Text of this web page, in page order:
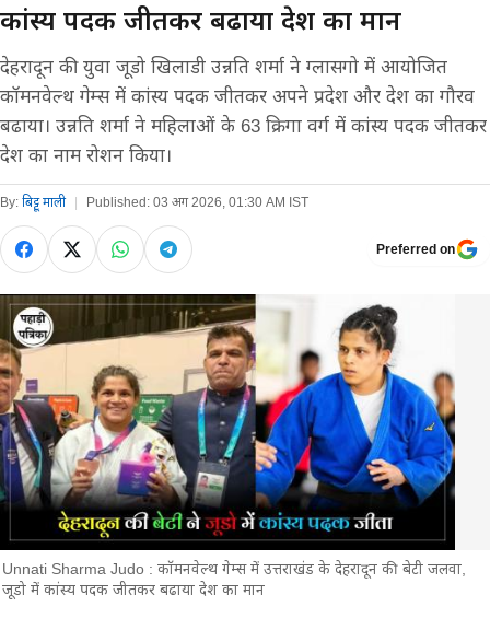
कांस्य पदक जीतकर बढाया देश का मान
देहरादून की युवा जूडो खिलाडी उन्नति शर्मा ने ग्लासगो में आयोजित
कॉमनवेल्थ गेम्स में कांस्य पदक जीतकर अपने प्रदेश और देश का गौरव
बढाया। उन्नति शर्मा ने महिलाओं के 63 क्रिगा वर्ग में कांस्य पदक जीतकर
देश का नाम रोशन किया।
By: बिट्टू माली Published: 03 अग 2026, 01:30 AM IST
Preferred on
Unnati Sharma Judo : कॉमनवेल्थ गेम्स में उत्तराखंड के देहरादून की बेटी जलवा,
जूडो में कांस्य पदक जीतकर बढाया देश का मान